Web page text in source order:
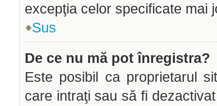
excepţia celor specificate mai
Sus
De ce nu mă pot înregistra?
Este posibil ca proprietarul
care intraţi sau să fi